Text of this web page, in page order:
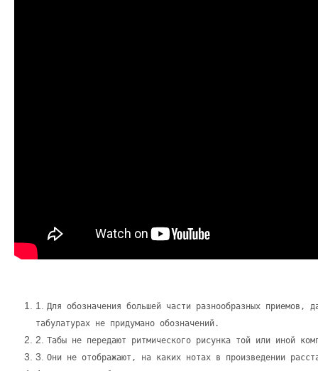
1.
Для обозначения большей части разнообразных приемов,
табулатурах не придумано обозначений.
2. Табы не передают ритмического рисунка той или иной
3. Они не отображают, на каких нотах в произведении